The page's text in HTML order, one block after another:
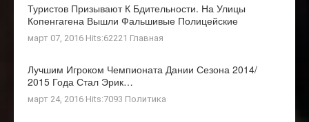
Туристов Призывают К Бдительности. На Улицы
Копенгагена Вышли Фальшивые Полицейские
март 07, 2016 Hits:62221 Главная
Лучшим Игроком Чемпионата Дании Сезона 2014/
2015 Года Стал Эрик…
март 24, 2016 Hits:7093 Политика